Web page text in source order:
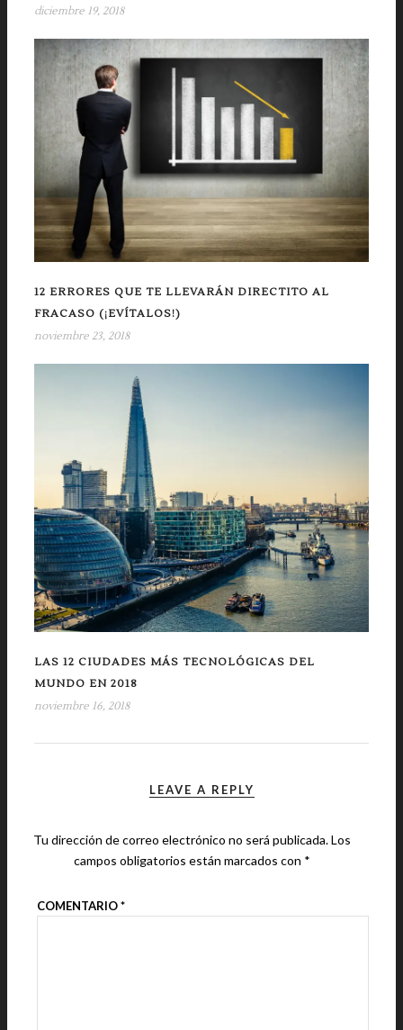
diciembre 19, 2018
12 ERRORES QUE TE LLEVARÁN DIRECTITO AL
FRACASO (¡EVÍTALOS!)
noviembre 23, 2018
LAS 12 CIUDADES MÁS TECNOLÓGICAS DEL
MUNDO EN 2018
noviembre 16, 2018
LEAVE A REPLY
Tu dirección de correo electrónico no será publicada.Los
campos obligatorios están marcados con *
COMENTARIO*